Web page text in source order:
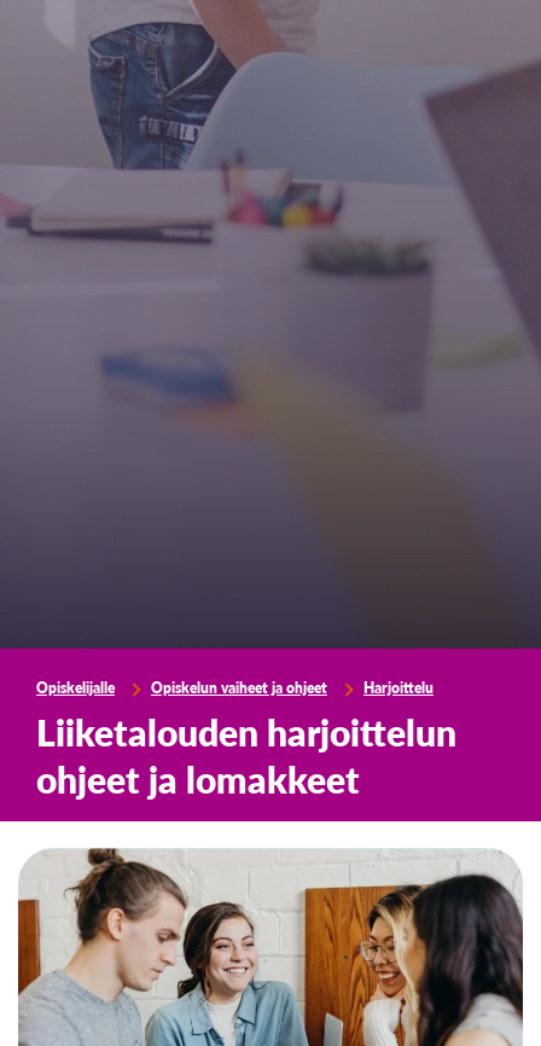
Opiskelijalle Opiskelun vaiheet ja ohjeet Harjoittelu
Liiketalouden harjoittelun
ohjeet ja lomakkeet